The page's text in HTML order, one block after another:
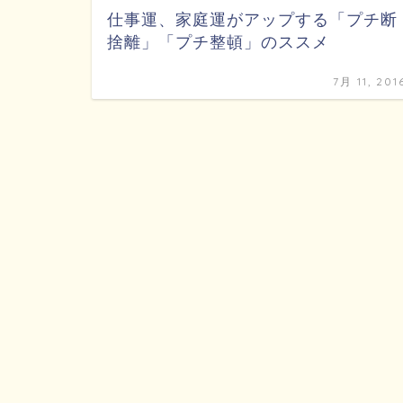
仕事運、家庭運がアップする「プチ断
捨離」「プチ整頓」のススメ
7月 11,